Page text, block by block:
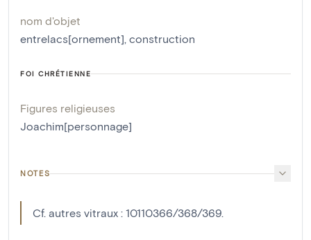
nom d'objet
entrelacs[ornement], construction
FOI CHRÉTIENNE
Figures religieuses
Joachim[personnage]
NOTES
Cf. autres vitraux : 10110366/368/369.